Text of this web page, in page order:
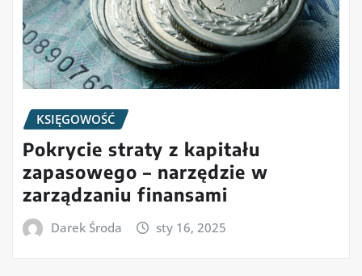
KSIĘGOWOŚĆ
Pokrycie straty z kapitału
zapasowego – narzędzie w
zarządzaniu finansami
Darek Środa sty 16, 2025